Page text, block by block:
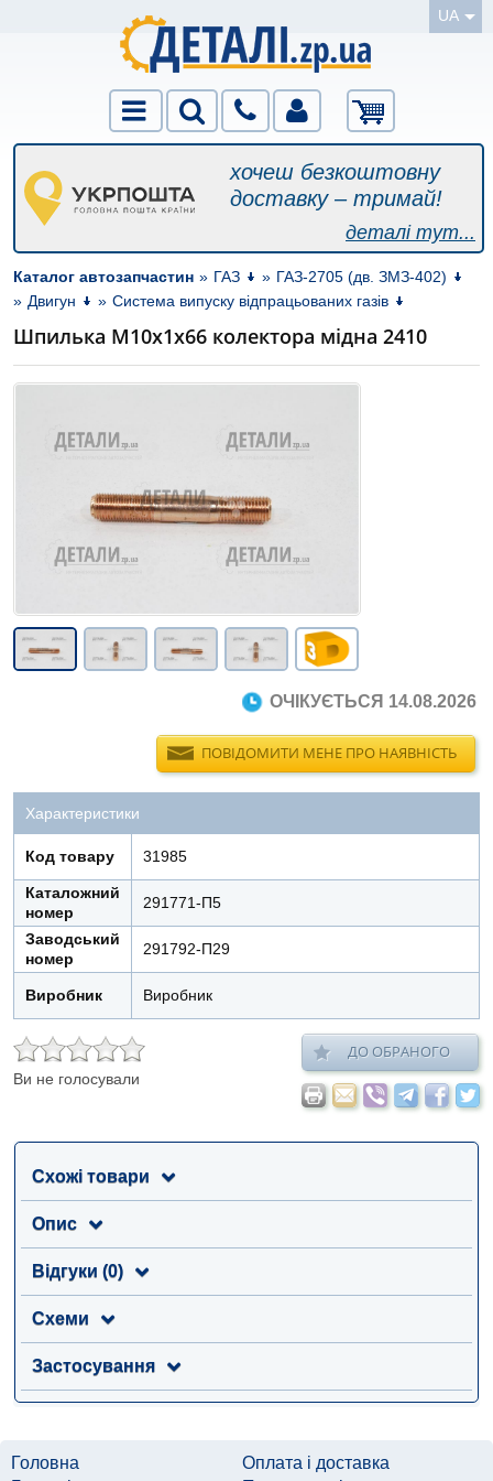
UA
хочеш безкоштовну
доставку – тримай!
деталі тут...
Каталог автозапчастин » ГАЗ » ГАЗ-2705 (дв. ЗМЗ-402)
» Двигун » Система випуску відпрацьованих газів
Шпилька М10х1х66 колектора мідна 2410
ОЧІКУЄТЬСЯ 14.08.2026
ПОВІДОМИТИ МЕНЕ ПРО НАЯВНІСТЬ
Характеристики
Код товару 31985
Каталожний
номер
291771-П5
Заводський
номер
291792-П29
Виробник Виробник
Ви не голосували
ДО ОБРАНОГО
Схожі товари
Опис
Відгуки (0)
Схеми
Застосування
Головна
Оплата і доставка